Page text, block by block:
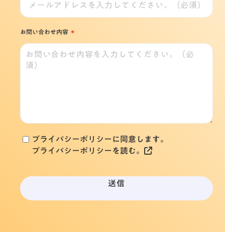
お問い合わせ内容 *
プライバシーポリシーに同意します。
プライバシーポリシーを読む。
送信